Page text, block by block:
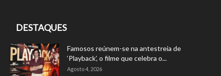
DESTAQUES
Famosos reúnem-se na antestreia de
‘Playback’, o filme que celebra o...
Agosto 4, 2026